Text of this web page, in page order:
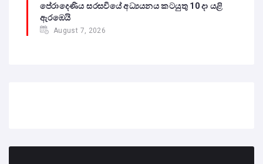
පේරාදෙණිය සරසවියේ අධ්‍යයනය කටයුතු 10 දා යළි
ඇරඹෙයි
August 7, 2026